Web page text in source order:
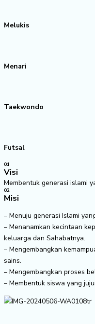
Melukis
Menari
Taekwondo
Futsal
01
Visi
Membentuk generasi islami
02
Misi
– Menuju generasi Islami
– Menanamkan kecintaan
keluarga dan Sahabatnya.
– Mengembangkan
sains.
– Mengembangkan proses
– Membentuk siswa yang